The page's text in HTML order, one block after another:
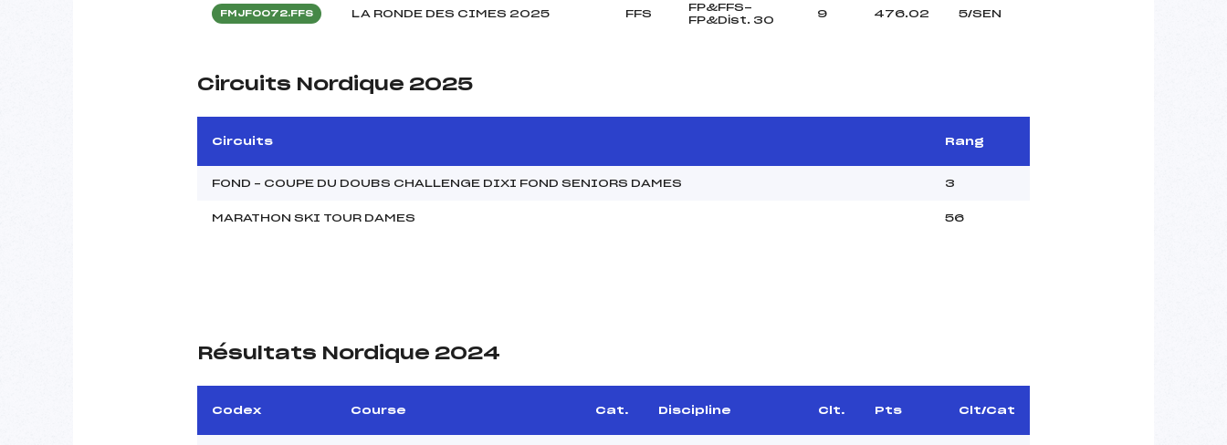
FMJF0072.FFS LA RONDE DES CIMES 2025 FFS
FP&FFS-
FP&Dist. 30
9 476.02 5/SEN
Circuits Nordique 2025
Circuits Rang
FOND – COUPE DU DOUBS CHALLENGE DIXI FOND SENIORS DAMES 3
MARATHON SKI TOUR DAMES 56
Résultats Nordique 2024
Codex Course Cat. Discipline Clt. Pts Clt/Cat